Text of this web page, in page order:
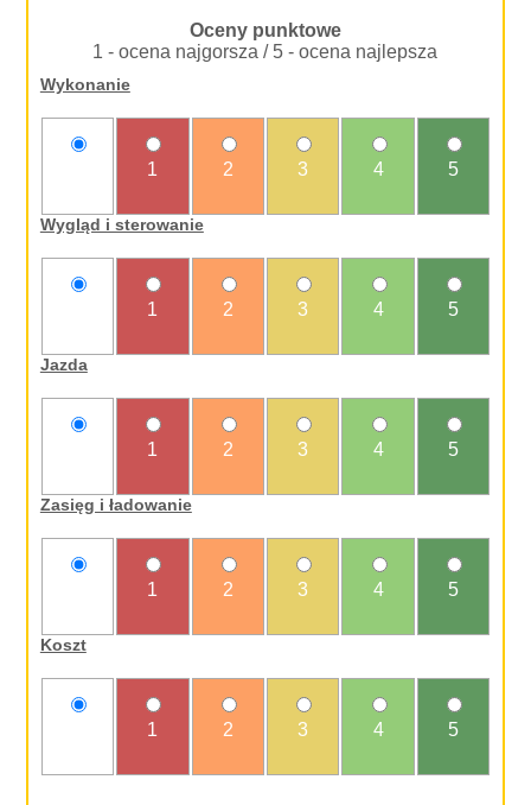
Oceny punktowe
1 - ocena najgorsza / 5 - ocena najlepsza
Wykonanie
1 2 3 4 5
Wygląd i sterowanie
1 2 3 4 5
Jazda
1 2 3 4 5
Zasięg i ładowanie
1 2 3 4 5
Koszt
1 2 3 4 5